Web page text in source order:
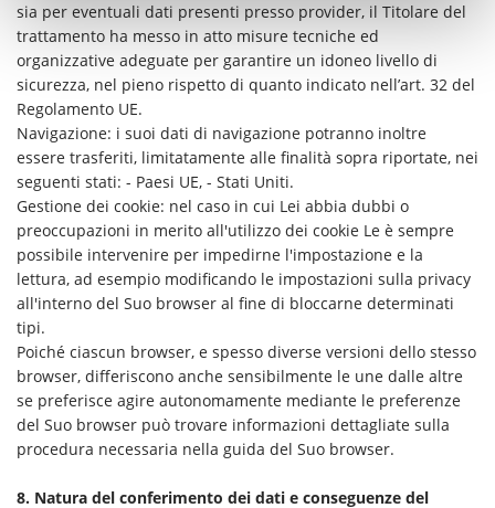
sia per eventuali dati presenti presso provider, il Titolare del
trattamento ha messo in atto misure tecniche ed
organizzative adeguate per garantire un idoneo livello di
sicurezza, nel pieno rispetto di quanto indicato nell’art. 32 del
Regolamento UE.
Navigazione: i suoi dati di navigazione potranno inoltre
essere trasferiti, limitatamente alle finalità sopra riportate, nei
seguenti stati: - Paesi UE, - Stati Uniti.
Gestione dei cookie: nel caso in cui Lei abbia dubbi o
preoccupazioni in merito all'utilizzo dei cookie Le è sempre
possibile intervenire per impedirne l'impostazione e la
lettura, ad esempio modificando le impostazioni sulla privacy
all'interno del Suo browser al fine di bloccarne determinati
tipi.
Poiché ciascun browser, e spesso diverse versioni dello stesso
browser, differiscono anche sensibilmente le une dalle altre
se preferisce agire autonomamente mediante le preferenze
del Suo browser può trovare informazioni dettagliate sulla
procedura necessaria nella guida del Suo browser.
8. Natura del conferimento dei dati e conseguenze del